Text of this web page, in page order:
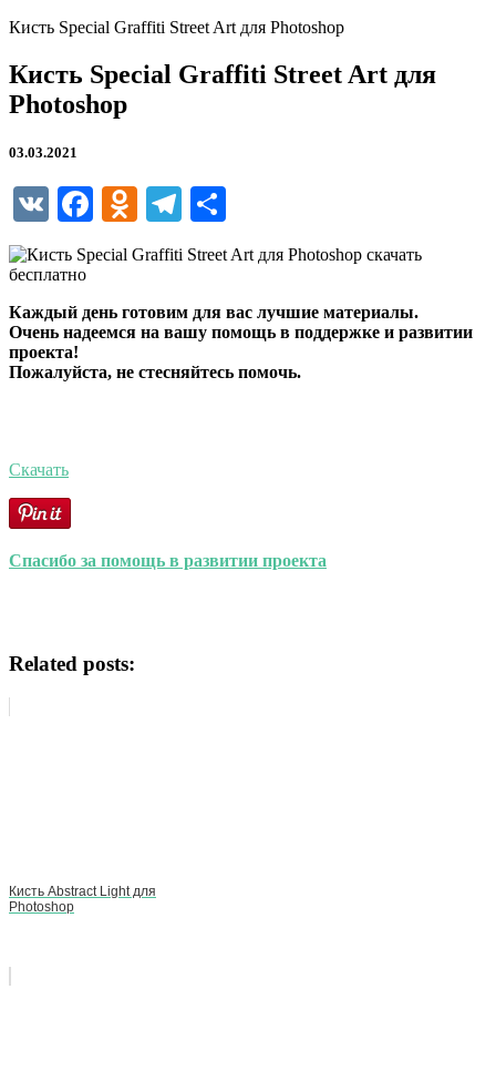
Кисть Special Graffiti Street Art для Photoshop
Кисть Special Graffiti Street Art для
Photoshop
03.03.2021
VK Facebook
Odnoklassniki
Telegram
Каждый день готовим для вас лучшие материалы.
Очень надеемся на вашу помощь в поддержке и развитии
проекта!
Пожалуйста, не стесняйтесь помочь.
Скачать
Спасибо за помощь в развитии проекта
Related posts:
Кисть Abstract Light для
Photoshop